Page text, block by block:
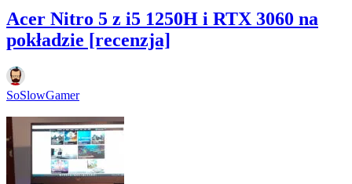
Acer Nitro 5 z i5 1250H i RTX 3060 na
pokładzie [recenzja]
SoSlowGamer